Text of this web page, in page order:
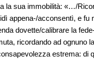
la sua immobilità: «…/
appena-/acconsentì, e
dovette/calibrare la
ricordando ad ognuno
estrema: di